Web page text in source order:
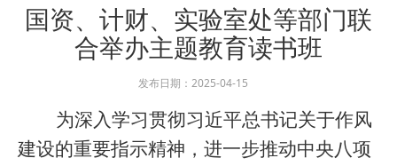
国资、计财、实验室处等部门联
合举办主题教育读书班
发布日期：2025-04-15
为深入学习贯彻习近平总书记关于作风
建设的重要指示精神，进一步推动中央八项